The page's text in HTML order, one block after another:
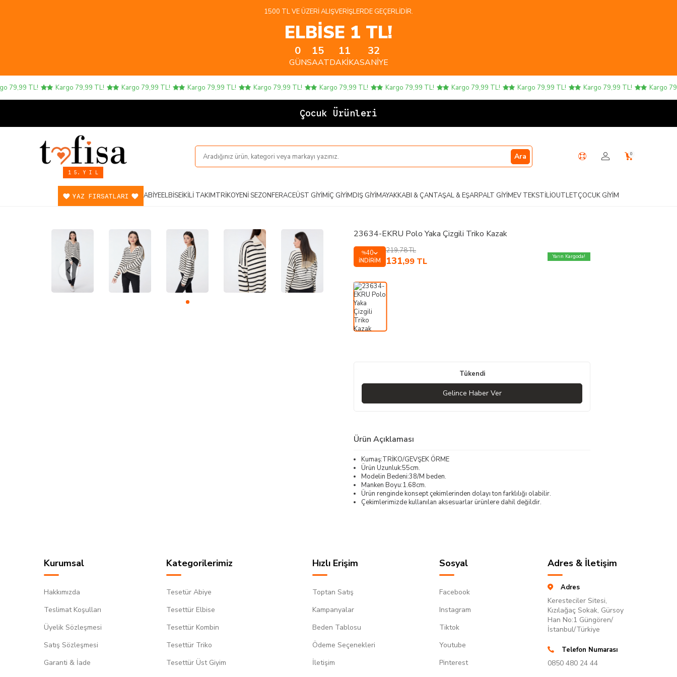
1500 TL VE ÜZERI ALIŞVERIŞLERDE GEÇERLIDIR.
ELBİSE 1 TL!
0
GÜN
15
SAAT
11
DAKIKA
32
SANIYE
79,99 TL! Kargo 79,99 TL! Kargo 79,99 TL! Kargo 79,99 TL! Kargo 79,99 TL! Kargo 79,99 TL! Kargo 79,99 TL! Kargo 79,99 TL! Kargo 79,99 TL! Kargo 79,99 TL! Kargo
Çocuk Ürünlerinde
1 5. Y I L
Ara 0
YAZ FIRSATLARI ABIYEELBISEİKILI TAKIMTRIKOYENI SEZONFERACEÜST GIYIMİÇ GIYIMDIŞ GIYIMAYAKKABI & ÇANTAŞAL & EŞARPALT GIYIMEV TEKSTILIOUTLETÇOCUK GIYIM
23634-EKRU Polo Yaka Çizgili Triko Kazak
%40
İNDIRIM
219,78TL
131,99 TL Yarın Kargoda!
Tükendi
Gelince Haber Ver
Ürün Açıklaması
Kumaş:TRİKO/GEVŞEK ÖRME
Ürün Uzunluk:55cm.
Modelin Bedeni:38/M beden.
Manken Boyu:1.68cm.
Ürün renginde konsept çekimlerinden dolayı ton farklılığı olabilir.
Çekimlerimizde kullanılan aksesuarlar ürünlere dahil değildir.
Kurumsal
Hakkımızda
Teslimat Koşulları
Üyelik Sözleşmesi
Satış Sözleşmesi
Garanti & İade
Kategorilerimiz
Tesetür Abiye
Tesettür Elbise
Tesettür Kombin
Tesettür Triko
Tesettür Üst Giyim
Hızlı Erişim
Toptan Satış
Kampanyalar
Beden Tablosu
Ödeme Seçenekleri
İletişim
Sosyal
Facebook
Instagram
Tiktok
Youtube
Pinterest
Adres & İletişim
Adres
Keresteciler Sitesi,
Kızılağaç Sokak, Gürsoy
Han No:1 Güngören/
İstanbul/Türkiye
Telefon Numarası
0850 480 24 44